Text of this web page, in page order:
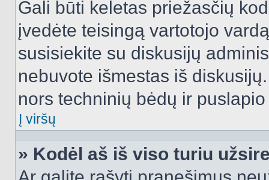
Gali būti keletas priežasčių
įvedėte teisingą vartotojo
susisiekite su diskusijų
nebuvote išmestas iš
nors techninių bėdų ir
Į viršų
» Kodėl aš iš viso turiu